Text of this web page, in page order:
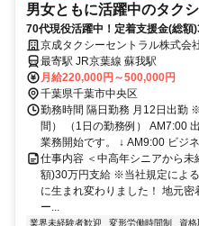
男女ともに活躍中のタク
70代現役活躍中！定着支援金(総
見！月収50万円以上可能！
京成タクシーセントラル株式会
最寄駅 JR京葉線 蘇我駅
月給220,000円～500,000円
千葉県千葉市中央区
勤務時間 隔日勤務 月12日出勤
間） （1日の勤務例） AM7:00
業務開始です。 ↓ AM9:00 ビジ
仕事内容 ＜中高年シニアから
額)30万円支給 ※当社規定によ
に生まれ変わりました！ 地元
ー...
業界未経験者歓迎 変形労働時間制 資格